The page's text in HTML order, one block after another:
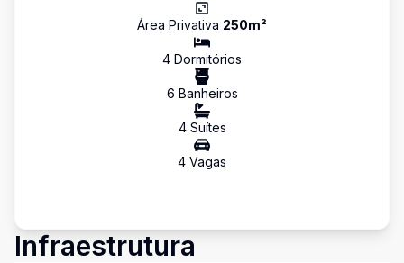
Área Privativa 250m²
4 Dormitórios
6 Banheiros
4Suítes
4 Vagas
Infraestrutura